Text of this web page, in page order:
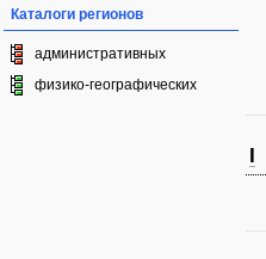
Каталоги регионов
административных
физико-географических
I